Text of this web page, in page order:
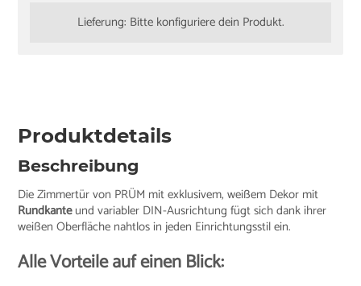
Lieferung: Bitte konfiguriere dein Produkt.
Produktdetails
Beschreibung
Die Zimmertür von PRÜM mit exklusivem, weißem Dekor mit
Rundkanteund variabler DIN-Ausrichtung fügt sich dank ihrer
weißen Oberfläche nahtlos in jeden Einrichtungsstil ein.
Alle Vorteile auf einen Blick: